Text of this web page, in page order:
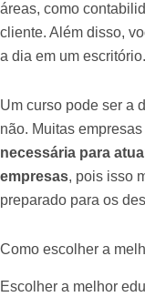
áreas, como
cliente. Além disso,
a dia em um escritório.
Um curso pode ser a
não. Muitas
necessária para
empresas, pois isso
preparado para os
Como escolher a
Escolher a melhor